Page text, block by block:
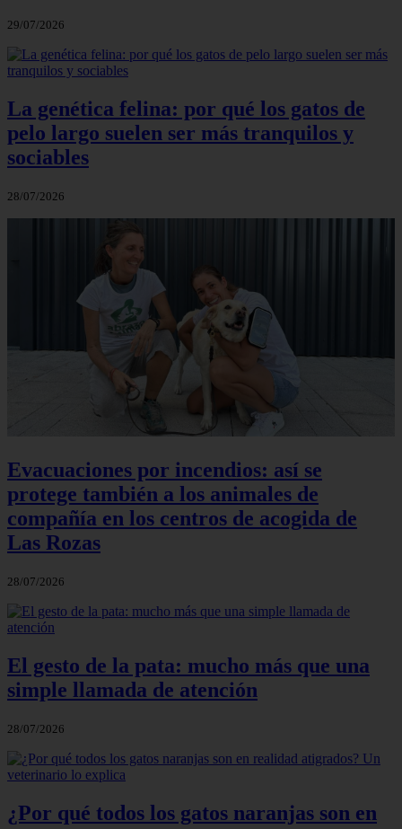
29/07/2026
La genética felina: por qué los gatos de
pelo largo suelen ser más tranquilos y
sociables
28/07/2026
Evacuaciones por incendios: así se
protege también a los animales de
compañía en los centros de acogida de
Las Rozas
28/07/2026
El gesto de la pata: mucho más que una
simple llamada de atención
28/07/2026
¿Por qué todos los gatos naranjas son en